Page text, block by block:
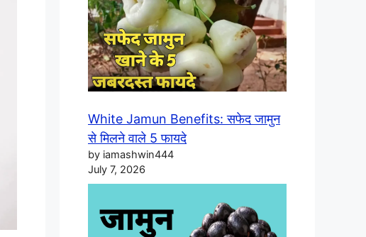
White Jamun Benefits: सफेद जामुन
से मिलने वाले 5 फायदे
by iamashwin444
July 7, 2026